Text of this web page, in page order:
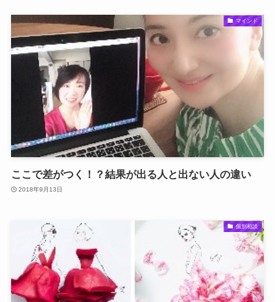
マインド
ここで差がつく！？結果が出る人と出ない人の違い
2018年9月13日
個別相談